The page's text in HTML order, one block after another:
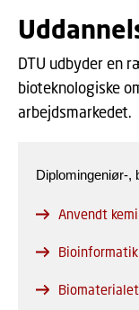
DTU udbyder en
bioteknologiske
arbejdsmarkedet.
Diplomingeniør-,
Anvendt kemi
Bioinformatik